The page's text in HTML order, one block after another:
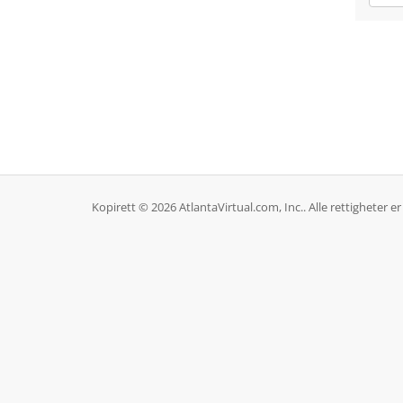
Kopirett © 2026 AtlantaVirtual.com, Inc.. Alle rettigheter